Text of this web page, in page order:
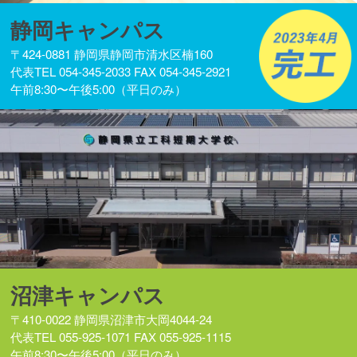
静岡キャンパス
〒424-0881 静岡県静岡市清水区楠160
代表TEL 054-345-2033 FAX 054-345-2921
午前8:30〜午後5:00（平日のみ）
沼津キャンパス
〒410-0022 静岡県沼津市大岡4044-24
代表TEL 055-925-1071 FAX 055-925-1115